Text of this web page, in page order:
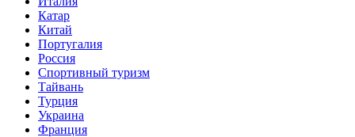
Катар
Китай
Португалия
Россия
Спортивный туризм
Тайвань
Турция
Украина
Франция